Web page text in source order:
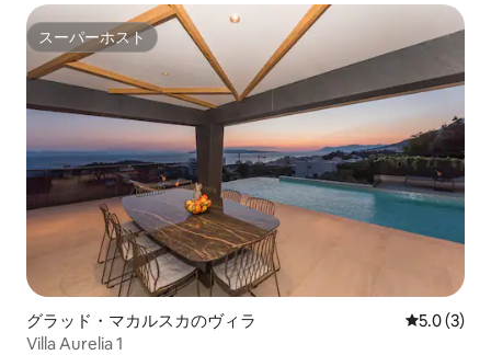
スーパーホスト
スーパーホスト
グラッド・マカルスカのヴィラ レビュー3
5.0 (3)
Villa Aurelia 1